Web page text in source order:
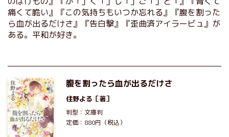
痛くて脆い』『この気持ちもいつか忘れる』『腹を割った
ら血が出るだけさ』『告白撃』『歪曲済アイラービュ』が
ある。平和が好き。
腹を割ったら血が出るだけさ
住野よる ［著］
判型：文庫判
定価：880円（税込）